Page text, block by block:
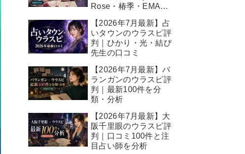
Rose・椿季・EMA先
【2026年7月最新】占
いタウンのウラスピ評
判｜ひかり・光・結び
先生の口コミ
【2026年7月最新】バ
ランガンのウラスピ評
判｜最新100件を分
類・分析
【2026年7月最新】大
阪千里眼のウラスピ評
判｜口コミ100件と注
目占い師を分析